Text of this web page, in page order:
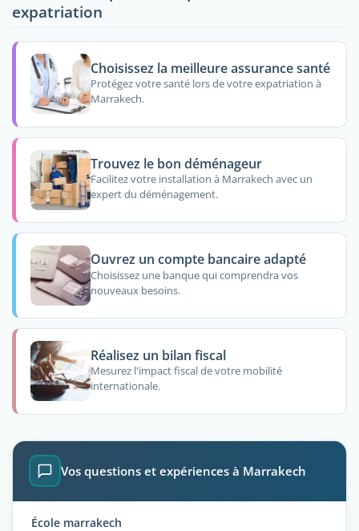
expatriation
Choisissez la meilleure assurance santé
Protégez votre santé lors de votre expatriation à
Marrakech.
Trouvez le bon déménageur
Facilitez votre installation à Marrakech avec un
expert du déménagement.
Ouvrez un compte bancaire adapté
Choisissez une banque qui comprendra vos
nouveaux besoins.
Réalisez un bilan fiscal
Mesurez l'impact fiscal de votre mobilité
internationale.
Vos questions et expériences à Marrakech
École marrakech